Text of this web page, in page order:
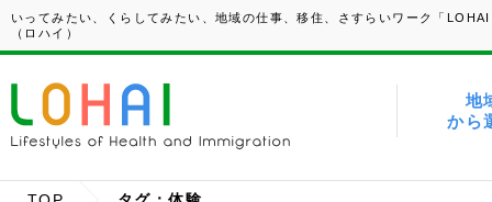
いってみたい、くらしてみたい、地域の仕事、移住、さすらいワーク「
（ロハイ）
地
から